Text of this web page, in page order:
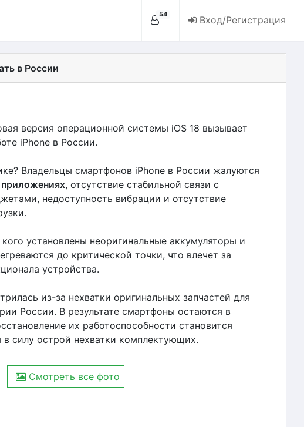
54 Вход/Регистрация
в России
версия операционной системы iOS 18 вызывает
iPhone в России.
Владельцы смартфонов iPhone в России жалуются
приложениях, отсутствие стабильной связи с
недоступность вибрации и отсутствие
установлены неоригинальные аккумуляторы и
до критической точки, что влечет за
устройства.
из-за нехватки оригинальных запчастей для
России. В результате смартфоны остаются в
их работоспособности становится
силу острой нехватки комплектующих.
Смотреть все фото